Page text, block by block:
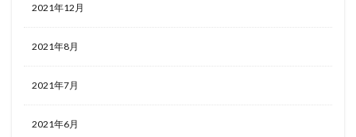
2021年12月
2021年8月
2021年7月
2021年6月